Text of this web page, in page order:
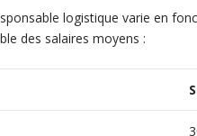
logistique varie en
des salaires moyens :